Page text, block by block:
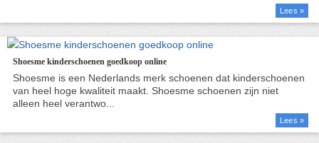
Lees »
Shoesme kinderschoenen goedkoop online
Lees »